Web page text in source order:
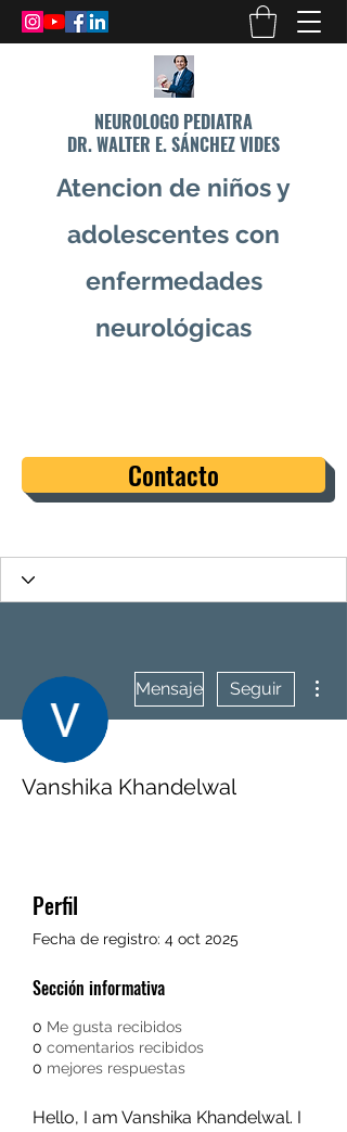
NEUROLOGO PEDIATRA
DR. WALTER E. SÁNCHEZ VIDES
Atencion de niños y
adolescentes con
enfermedades
neurológicas
Contacto
Mensaje Seguir
Vanshika Khandelwal
Perfil
Fecha de registro: 4 oct 2025
Sección informativa
0 Me gusta recibidos
0 comentarios recibidos
0 mejores respuestas
Hello, I am Vanshika Khandelwal. I